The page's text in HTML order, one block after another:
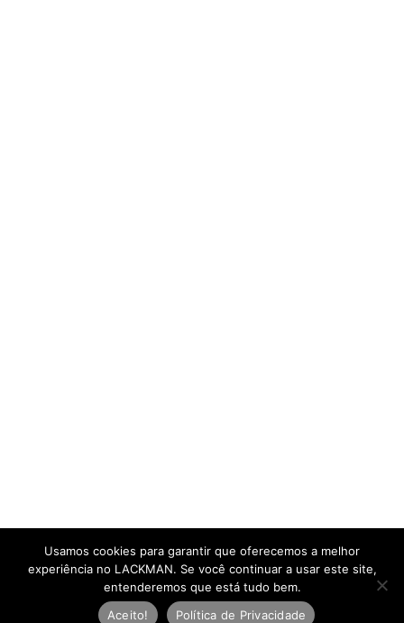
Usamos cookies para garantir que oferecemos a melhor
experiência no LACKMAN. Se você continuar a usar este site,
entenderemos que está tudo bem.
Aceito!
Política de Privacidade